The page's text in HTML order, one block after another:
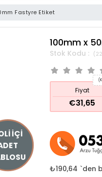
Fastyre Etiket
100mm x
Fiyat
€31,65
₺190,64 `den
İÇİ